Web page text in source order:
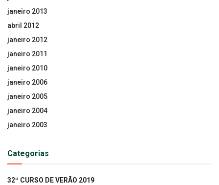
janeiro 2013
abril 2012
janeiro 2012
janeiro 2011
janeiro 2010
janeiro 2006
janeiro 2005
janeiro 2004
janeiro 2003
Categorias
32º CURSO DE VERÃO 2019